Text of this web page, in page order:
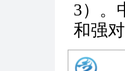
3）。
和强